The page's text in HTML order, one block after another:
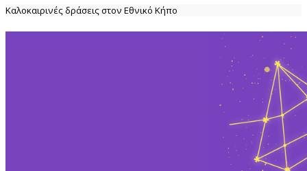
Καλοκαιρινές δράσεις στον Εθνικό Κήπο